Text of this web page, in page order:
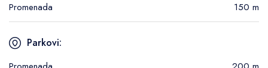
Promenada 150 m
Parkovi: